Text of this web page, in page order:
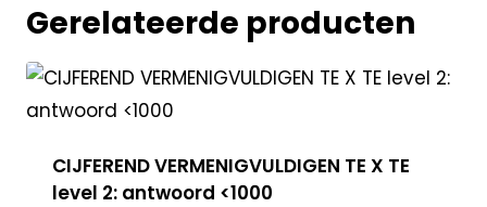
Gerelateerde producten
CIJFEREND VERMENIGVULDIGEN TE X TE
level 2: antwoord <1000